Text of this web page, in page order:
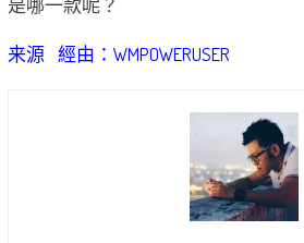
是哪一款呢？
来源 經由：WMPOWERUSER